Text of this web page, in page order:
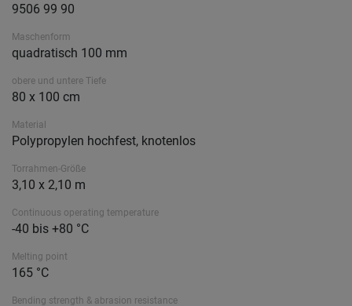
9506 99 90
Maschenform
quadratisch 100 mm
obere und untere Tiefe
80 x 100 cm
Material
Polypropylen hochfest, knotenlos
Torrahmen-Größe
3,10 x 2,10 m
Continuous operating temperature
-40 bis +80 °C
Melting point
165 °C
Bending strength & abrasion resistance